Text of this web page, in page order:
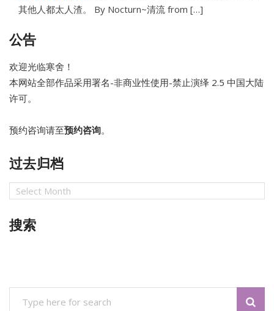
其他人都太人渣。 By Nocturn~清流 from […]
公告
欢迎光临寒舍！
本网站全部作品采用署名-非商业性使用-禁止演绎 2.5 中国大陆
许可。
预约咨询请至预约咨询。
过去归档
过
归
搜索